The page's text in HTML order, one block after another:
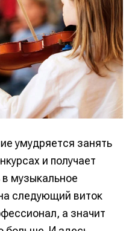
умудряется занять
и получает
музыкальное
следующий виток
а значит